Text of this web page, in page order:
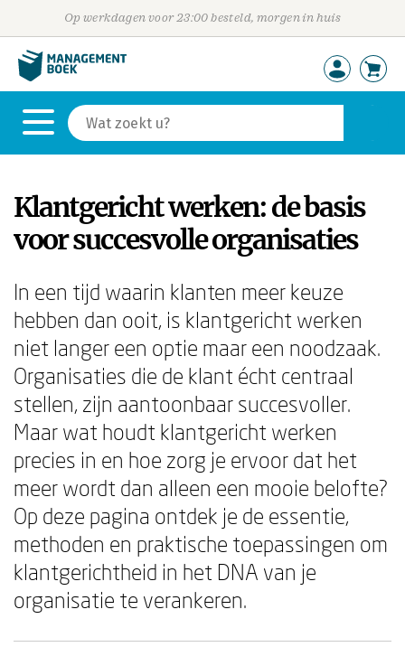
Op werkdagen voor 23:00 besteld, morgen in huis
Klantgericht werken: de basis
voor succesvolle organisaties
In een tijd waarin klanten meer keuze
hebben dan ooit, is klantgericht werken
niet langer een optie maar een noodzaak.
Organisaties die de klant écht centraal
stellen, zijn aantoonbaar succesvoller.
Maar wat houdt klantgericht werken
precies in en hoe zorg je ervoor dat het
meer wordt dan alleen een mooie belofte?
Op deze pagina ontdek je de essentie,
methoden en praktische toepassingen om
klantgerichtheid in het DNA van je
organisatie te verankeren.